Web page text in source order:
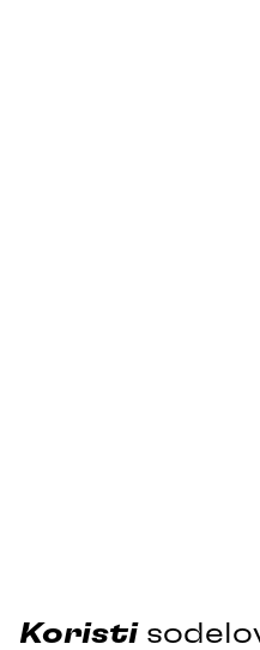
Koristi